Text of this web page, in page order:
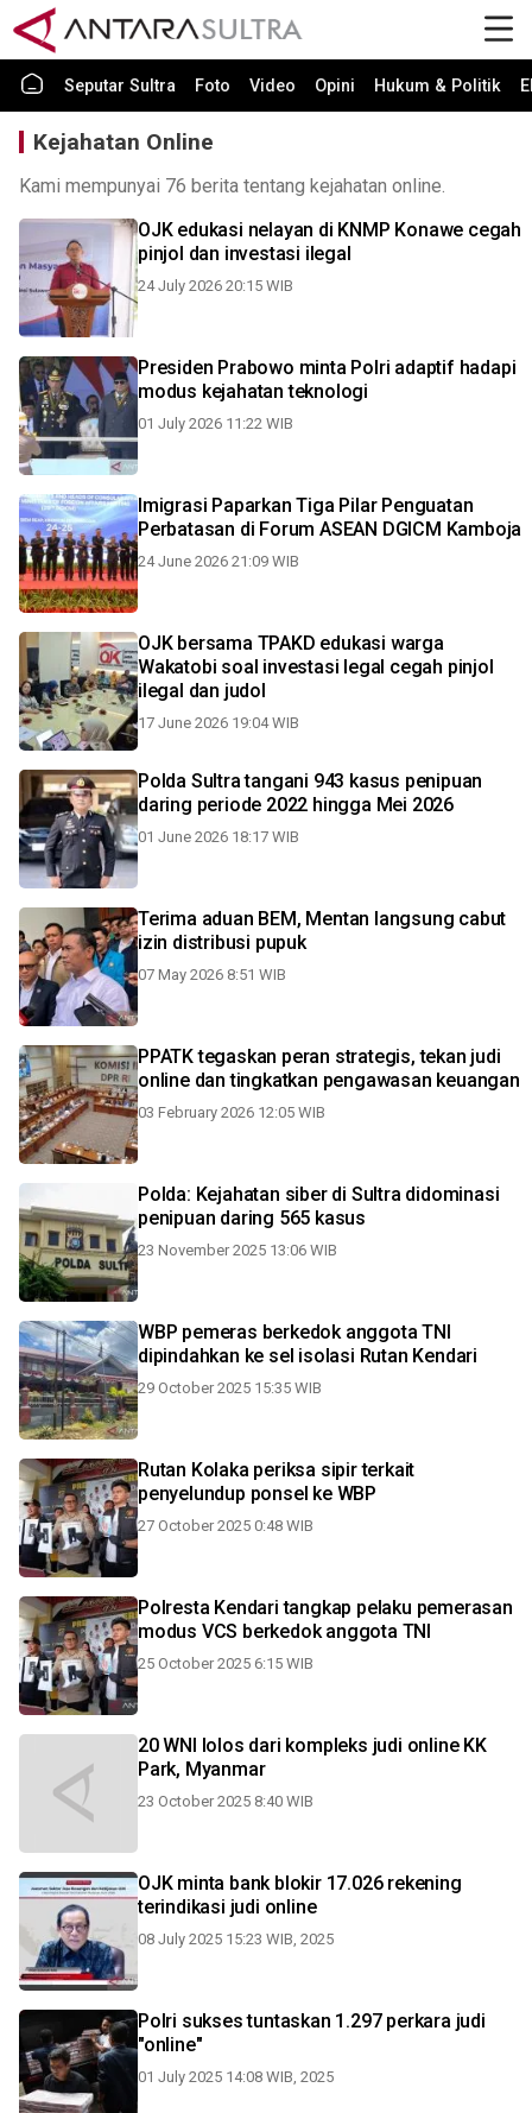
Seputar Sultra Foto Video Opini Hukum & Politik
Kejahatan Online
Kami mempunyai 76 berita tentang kejahatan online.
OJK edukasi nelayan di KNMP Konawe cegah
pinjol dan investasi ilegal
24 July 2026 20:15 WIB
Presiden Prabowo minta Polri adaptif hadapi
modus kejahatan teknologi
01 July 2026 11:22 WIB
Imigrasi Paparkan Tiga Pilar Penguatan
Perbatasan di Forum ASEAN DGICM Kamboja
24 June 2026 21:09 WIB
OJK bersama TPAKD edukasi warga
Wakatobi soal investasi legal cegah pinjol
ilegal dan judol
17 June 2026 19:04 WIB
Polda Sultra tangani 943 kasus penipuan
daring periode 2022 hingga Mei 2026
01 June 2026 18:17 WIB
Terima aduan BEM, Mentan langsung cabut
izin distribusi pupuk
07 May 2026 8:51 WIB
PPATK tegaskan peran strategis, tekan judi
online dan tingkatkan pengawasan keuangan
03 February 2026 12:05 WIB
Polda: Kejahatan siber di Sultra didominasi
penipuan daring 565 kasus
23 November 2025 13:06 WIB
WBP pemeras berkedok anggota TNI
dipindahkan ke sel isolasi Rutan Kendari
29 October 2025 15:35 WIB
Rutan Kolaka periksa sipir terkait
penyelundup ponsel ke WBP
27 October 2025 0:48 WIB
Polresta Kendari tangkap pelaku pemerasan
modus VCS berkedok anggota TNI
25 October 2025 6:15 WIB
20 WNI lolos dari kompleks judi online KK
Park, Myanmar
23 October 2025 8:40 WIB
OJK minta bank blokir 17.026 rekening
terindikasi judi online
08 July 2025 15:23 WIB, 2025
Polri sukses tuntaskan 1.297 perkara judi
"online"
01 July 2025 14:08 WIB, 2025